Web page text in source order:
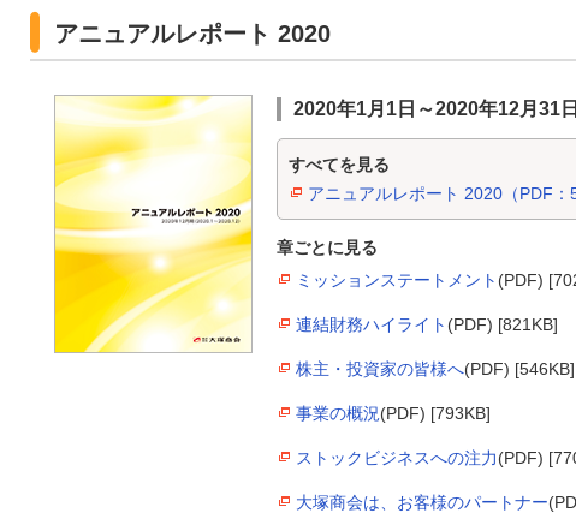
アニュアルレポート 2020
2020年1月1日～2020年12月31日
すべてを見る
アニュアルレポート 2020（PDF：
章ごとに見る
ミッションステートメント (PDF)
連結財務ハイライト (PDF) [821KB]
株主・投資家の皆様へ(PDF) [546KB]
事業の概況(PDF) [793KB]
ストックビジネスへの注力(PDF)
大塚商会は、お客様のパートナー